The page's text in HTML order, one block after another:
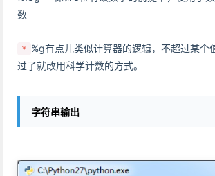
数
* %g有点儿类似计算器的逻辑，不超过某个
过了就改用科学计数的方式。
字符串输出